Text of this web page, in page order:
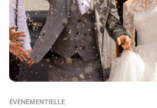
ÉVÉNEMENTIELLE